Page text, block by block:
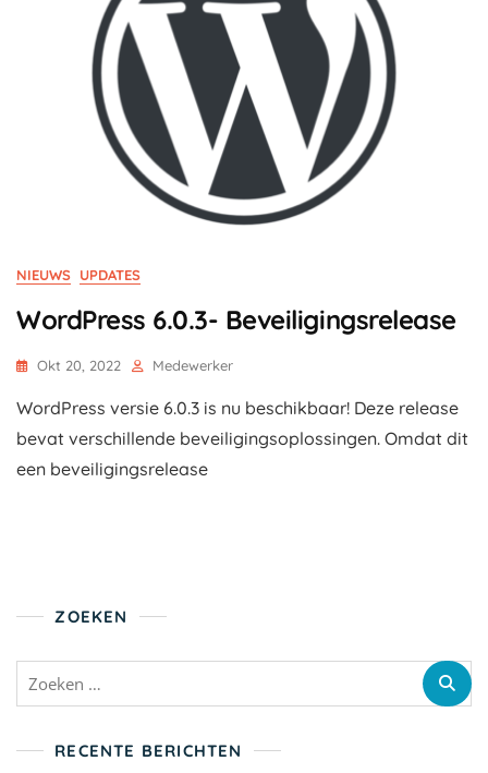
NIEUWS UPDATES
WordPress 6.0.3- Beveiligingsrelease
Okt 20, 2022 Medewerker
WordPress versie 6.0.3 is nu beschikbaar! Deze release
bevat verschillende beveiligingsoplossingen. Omdat dit
een beveiligingsrelease
ZOEKEN
Zoeken
RECENTE BERICHTEN